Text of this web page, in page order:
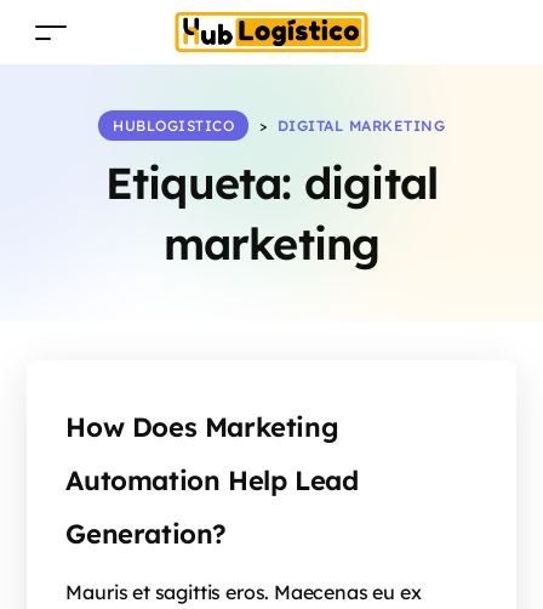
Etiqueta: digital
marketing
HUBLOGISTICO > DIGITAL MARKETING
How Does Marketing
Automation Help Lead
Generation?
Mauris et sagittis eros. Maecenas eu ex